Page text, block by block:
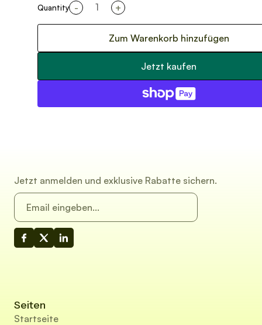
Quantity - +
Zum Warenkorb hinzufügen
Jetzt kaufen
Jetzt anmelden und exklusive Rabatte sichern.
Seiten
Startseite